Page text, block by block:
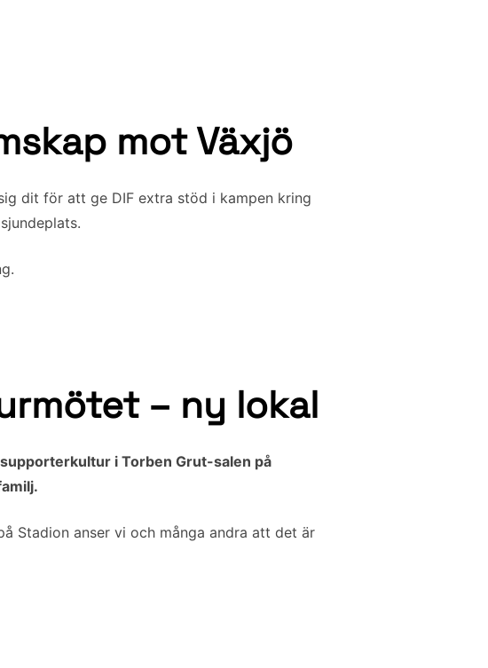
mot Växjö
dit för att ge DIF extra stöd i kampen kring
– ny lokal
i Torben Grut-salen på
Stadion anser vi och många andra att det är